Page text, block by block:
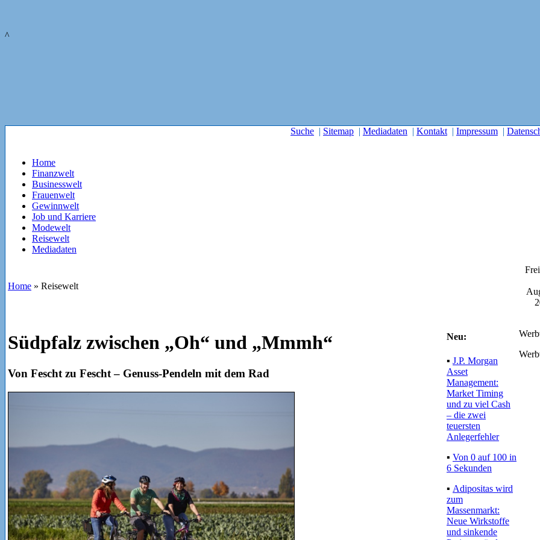
^
Suche | Sitemap | Mediadaten | Kontakt | Impressum |
Home
Finanzwelt
Businesswelt
Frauenwelt
Gewinnwelt
Job und Karriere
Modewelt
Reisewelt
Mediadaten
Home » Reisewelt
Südpfalz zwischen „Oh“ und „Mmmh“
Von Fescht zu Fescht – Genuss-Pendeln mit dem Rad
Neu:
▪ J.P. Morgan
Asset
Management:
Market Timing
und zu viel Cash
– die zwei
teuersten
Anlegerfehler
▪ Von 0 auf 100 in
6 Sekunden
▪ Adipositas wird
zum
Massenmarkt:
Neue Wirkstoffe
und sinkende